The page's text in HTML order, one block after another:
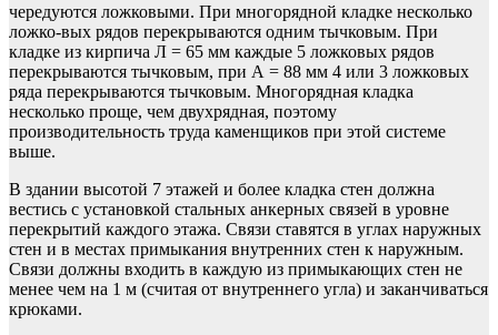
чередуются ложковыми. При многорядной кладке несколько
ложко-вых рядов перекрываются одним тычковым. При
кладке из кирпи­ча Л = 65 мм каждые 5 ложковых рядов
перекрываются тычковым, при А = 88 мм 4 или 3 ложковых
ряда перекрываются тычковым. Многорядная кладка
несколько проще, чем двухрядная, поэтому
производительность труда каменщиков при этой системе
выше.
В здании высотой 7 этажей и более кладка стен должна
вестись с установкой стальных анкерных связей в уровне
перекрытий каждого этажа. Связи ставятся в углах наружных
стен и в местах примыкания внутренних стен к наружным.
Связи должны входить в каждую из примыкающих стен не
менее чем на 1 м (считая от внутреннего угла) и заканчиваться
крюками.